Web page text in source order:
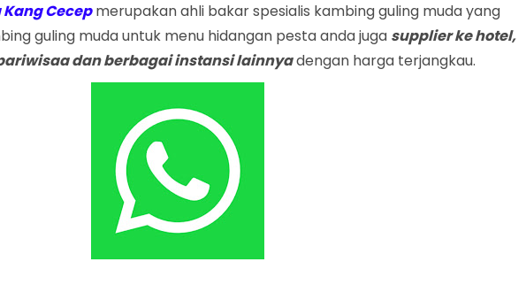
Cecepmerupakan ahli bakar spesialis kambing guling muda yang
guling muda untuk menu hidangan pesta anda juga supplier ke hotel,
dan berbagai instansi lainnyadengan harga terjangkau.